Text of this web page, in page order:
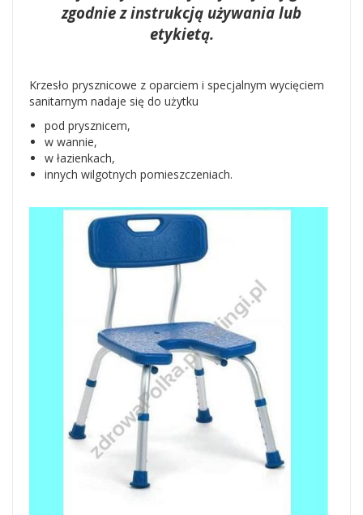
zgodnie z instrukcją używania lub
etykietą.
Krzesło prysznicowe z oparciem i specjalnym wycięciem
sanitarnym nadaje się do użytku
pod prysznicem,
w wannie,
w łazienkach,
innych wilgotnych pomieszczeniach.